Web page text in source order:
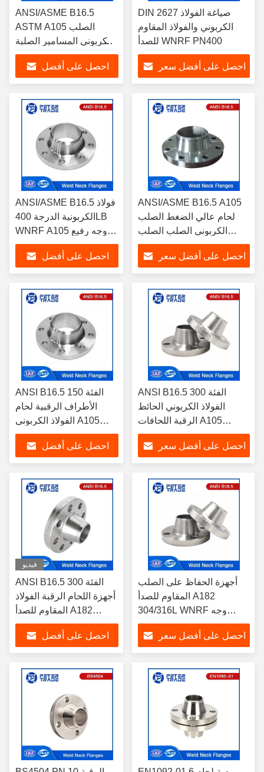
ANSI/ASME B16.5
ASTM A105 الصلب
الكربوني المسامير الصلبة
الصلبة الصلبة
احصل على أفضل
DIN 2627 صياغة الفولاذ
الكربوني والفولاذ المقاوم
للصدأ WNRF PN400
احصل على أفضل سعر
ANSI/ASME B16.5 فولاذ
الكربونية الدرجة 400LB
WNRF A105 وجه رفيع
RF FF
احصل على أفضل
ANSI/ASME B16.5 A105
لحام عالي الضغط الصلب
الكربوني الصلب الصلب
الصلب
احصل على أفضل سعر
ANSI B16.5 الفئة 150
الأطراف الرقبية لحام
الفولاذ الكربوني A105
WNRF وجه مرتفع ووجه
مسطح احصل على أفضل
ANSI B16.5 الفئة 300
الفولاذ الكربوني الحائط
الرقبة اللحافات A105
WNRF وجه مرتفع وجهه
مسطحاحصل على أفضل سعر
فيديو
ANSI B16.5 الفئة 300
أجهزة اللحام الرقبة الفولاذ
المقاوم للصدأ A182
304/316L WNRF وجه
مرتفع ووجه مسطح
احصل على أفضل
أجهزة الحفاظ على الصلب
المقاوم للصدأ A182
304/316L WNRF وجه
مرتفع ووجه مسطح ANSI
B16.5 الفئة 150
احصل على أفضل سعر